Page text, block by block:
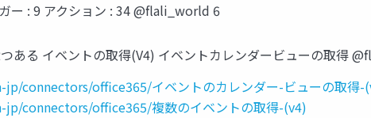
ー : 9 アクション : 34 @flali_world 6
ある イベントの取得(V4) イベントカレンダービューの取得
connectors/office365/イベントのカレンダー-ビューの取得-
connectors/office365/複数のイベントの取得-(v4)